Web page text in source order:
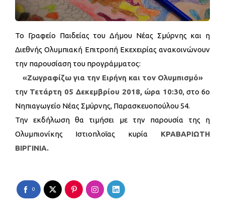
Το Γραφείο Παιδείας του Δήμου Νέας Σμύρνης και η
Διεθνής Ολυμπιακή Επιτροπή Εκεχειρίας ανακοινώνουν
την παρουσίαση του προγράμματος:
«Ζωγραφίζω για την Ειρήνη και τον Ολυμπισμό»
την Τετάρτη 05 Δεκεμβρίου 2018, ώρα 10:30, στο 6ο
Νηπιαγωγείο Νέας Σμύρνης, Παρασκευοπούλου 54.
Την εκδήλωση θα τιμήσει με την παρουσία της η
Ολυμπιονίκης Ιστιοπλοΐας κυρία ΚΡΑΒΑΡΙΩΤΗ
ΒΙΡΓΙΝΙΑ.
0